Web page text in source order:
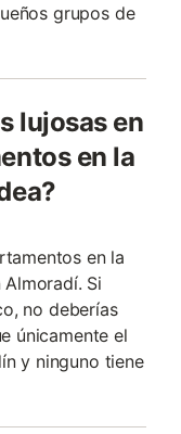
grupos de
lujosas en
en la
en la
Si
no deberías
únicamente el
y ninguno tiene